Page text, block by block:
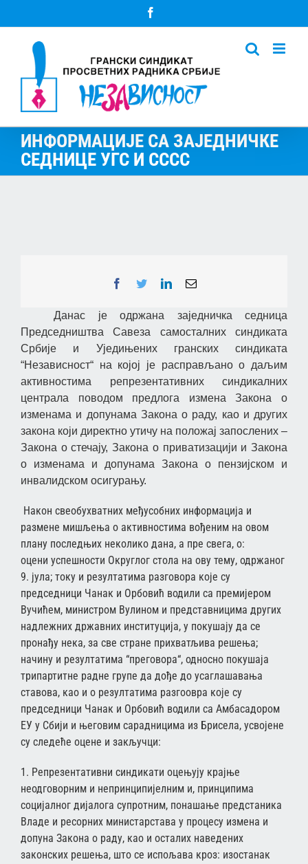
to
ИНФОРМАЦИЈЕ СА ЗАЈЕДНИЧКЕ
СЕДНИЦЕ УГС И СССС
Facebook
TwitterLinkedInEmail
Данас је одржана заједничка седница
Председништва Савеза самосталних синдиката
Србије и Уједињених гранских синдиката
“Независност“ на којој је расправљано о даљим
активностима репрезентативних синдикалних
централа поводом предлога измена Закона о
изменама и допунама Закона о раду, као и других
закона који директно утичу на положај запослених –
Закона о стечају, Закона о приватизацији и Закона
о изменама и допунама Закона о пензијском и
инвалидском осигурању.
Након свеобухватних међусобних информација и
размене мишљења о активностима вођеним на овом
плану последњих неколико дана, а пре свега, о:
оцени успешности Округлог стола на ову тему, одржаног
9. јула; току и резултатима разговора које су
председници Чанак и Орбовић водили са премијером
Вучићем, министром Вулином и представницима других
надлежних државних институција, у покушају да се
пронађу нека, за све стране прихватљива решења;
начину и резултатима “преговора“, односно покушаја
трипартитне радне групе да дође до усаглашавања
ставова, као и о резултатима разгоовра које су
председници Чанак и Орбовић водили са Амбасадором
ЕУ у Сбији и његовим сарадницима из Брисела, усвојене
су следеће оцене и закључци:
1. Репрезентативни синдикати оцењују крајње
неодговорним и непринципијелним и, принципима
социјалног дијалога супротним, понашање предстаника
Владе и ресорних министарстава у процесу измена и
допуна Закона о раду, као и осталих наведених
законских решења, што се испољава кроз: изостанак